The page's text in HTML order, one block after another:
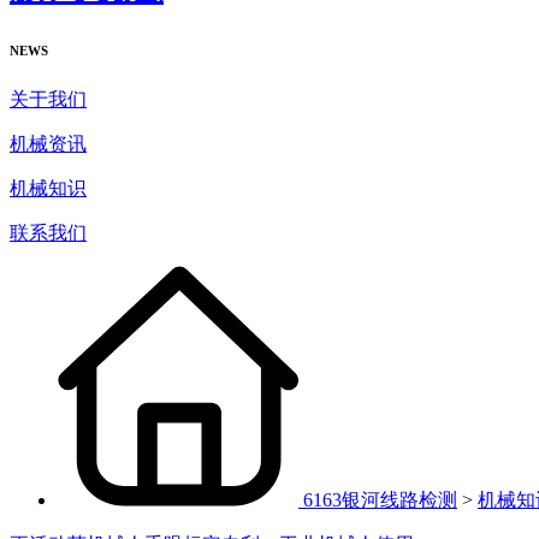
NEWS
关于我们
机械资讯
机械知识
联系我们
6163银河线路检测 > 机械知